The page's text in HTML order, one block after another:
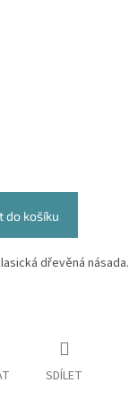
do košíku
dřevěná násada.
SDÍLET